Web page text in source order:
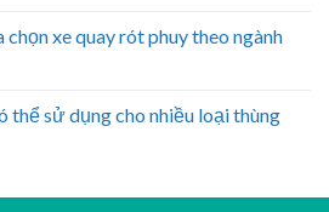
xe quay rót phuy theo ngành
thể sử dụng cho nhiều loại thùng